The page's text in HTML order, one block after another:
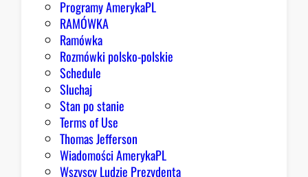
Programy AmerykaPL
RAMÓWKA
Ramówka
Rozmówki polsko-polskie
Schedule
Sluchaj
Stan po stanie
Terms of Use
Thomas Jefferson
Wiadomości AmerykaPL
Wszyscy Ludzie Prezydenta